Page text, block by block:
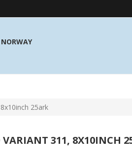
25ark
VARIANT 311, 8X10INCH